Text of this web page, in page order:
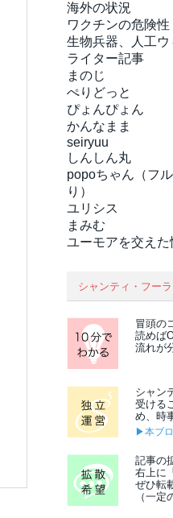
海外の状況
ワクチンの危険性
生物兵器、人工
ライター記事
まのじ
ぺりどっと
ぴょんぴょん
かんなまま
seiryuu
しんしん丸
popoちゃん（フ
り）
ユリシス
まみむ
ユーモアを交えた
シャンティ・フー
冒頭の
読めば
流れが
シャン
受ける
め、時
▶本ブ
記事の
右上に
ぜひ転
（一定